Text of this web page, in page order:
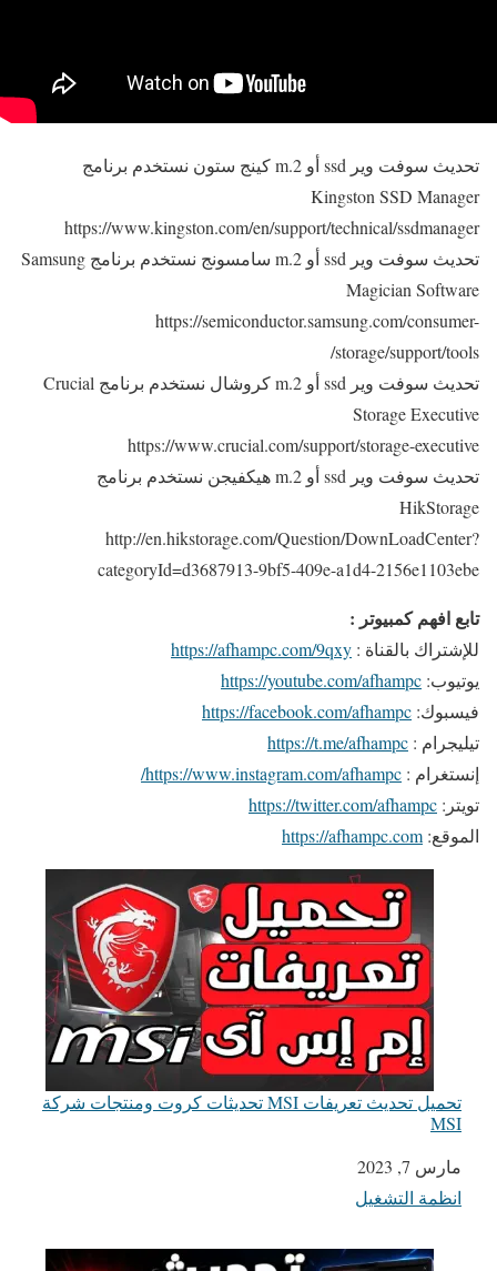
تحديث سوفت وير ssd أو m.2 كينج ستون نستخدم برنامج
Kingston SSD Manager
https://www.kingston.com/en/support/technical/ssdmanager
تحديث سوفت وير ssd أو m.2 سامسونج نستخدم برنامج Samsung
Magician Software
https://semiconductor.samsung.com/consumer-
storage/support/tools/
تحديث سوفت وير ssd أو m.2 كروشال نستخدم برنامج Crucial
Storage Executive
https://www.crucial.com/support/storage-executive
تحديث سوفت وير ssd أو m.2 هيكفيجن نستخدم برنامج
HikStorage
http://en.hikstorage.com/Question/DownLoadCenter?
categoryId=d3687913-9bf5-409e-a1d4-2156e1103ebe
تابع افهم كمبيوتر :
للإشتراك بالقناة : https://afhampc.com/9qxy
يوتيوب: https://youtube.com/afhampc
فيسبوك: https://facebook.com/afhampc
تيليجرام : https://t.me/afhampc
إنستغرام : https://www.instagram.com/afhampc/
تويتر: https://twitter.com/afhampc
الموقع: https://afhampc.com
تحميل تحديث تعريفات MSI تحديثات كروت ومنتجات شركة
MSI
التاريخ
مارس 7, 2023
في ما يتعلق بما يأتي
انظمة التشغيل